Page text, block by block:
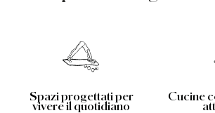
Spazi progettati per
vivere il quotidiano
Cucine